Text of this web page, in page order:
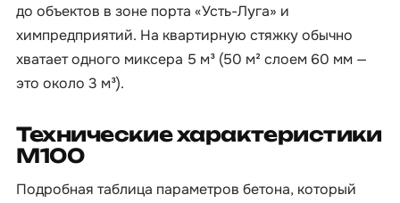
до объектов в зоне порта «Усть-Луга» и
химпредприятий. На квартирную стяжку обычно
хватает одного миксера 5 м³ (50 м² слоем 60 мм —
это около 3 м³).
Технические характеристики
М100
Подробная таблица параметров бетона, который